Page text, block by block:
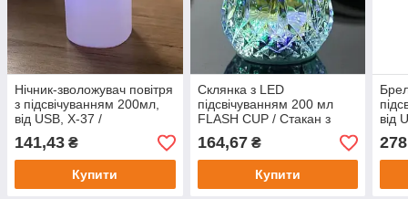
Нічник-зволожувач повітря
з підсвічуванням 200мл,
від USB, X-37 /
Портативний зволожувач
повітря
141,43 ₴
Купити
Склянка з LED
підсвічуванням 200 мл
FLASH CUP / Стакан з
підсвіткою / Стакан, що
світиться
164,67₴
Купити
від